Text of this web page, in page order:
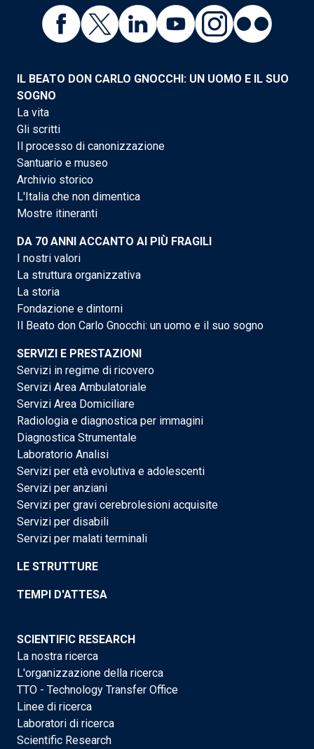
IL BEATO DON CARLO GNOCCHI: UN UOMO E IL SUO
SOGNO
La vita
Gli scritti
Il processo di canonizzazione
Santuario e museo
Archivio storico
L'Italia che non dimentica
Mostre itineranti
DA 70 ANNI ACCANTO AI PIÙ FRAGILI
I nostri valori
La struttura organizzativa
La storia
Fondazione e dintorni
Il Beato don Carlo Gnocchi: un uomo e il suo sogno
SERVIZI E PRESTAZIONI
Servizi in regime di ricovero
Servizi Area Ambulatoriale
Servizi Area Domiciliare
Radiologia e diagnostica per immagini
Diagnostica Strumentale
Laboratorio Analisi
Servizi per età evolutiva e adolescenti
Servizi per anziani
Servizi per gravi cerebrolesioni acquisite
Servizi per disabili
Servizi per malati terminali
LE STRUTTURE
TEMPI D'ATTESA
SCIENTIFIC RESEARCH
La nostra ricerca
L'organizzazione della ricerca
TTO - Technology Transfer Office
Linee di ricerca
Laboratori di ricerca
Scientific Research